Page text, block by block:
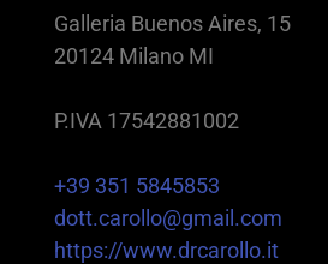
Galleria Buenos Aires, 15
20124 Milano MI
P.IVA 17542881002
+39 351 5845853
dott.carollo@gmail.com
https://www.drcarollo.it